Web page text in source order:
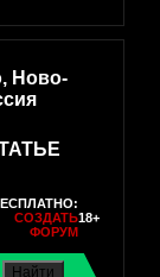
Ново-
СОЗДАТЬ
ФОРУМ
18+